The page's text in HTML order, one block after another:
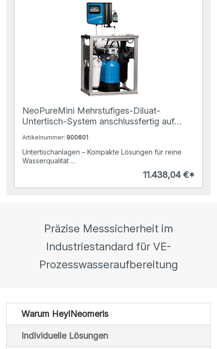
NeoPureMini Mehrstufiges-Diluat-
Untertisch-System anschlussfertig auf
Artikelnummer: 900601
Untertischanlagen – Kompakte Lösungen für reine
Wasserqualität ...
11.438,04 €*
Präzise Messsicherheit im
Industriestandard für VE-
Prozesswasseraufbereitung
Warum HeylNeomeris
Individuelle Lösungen